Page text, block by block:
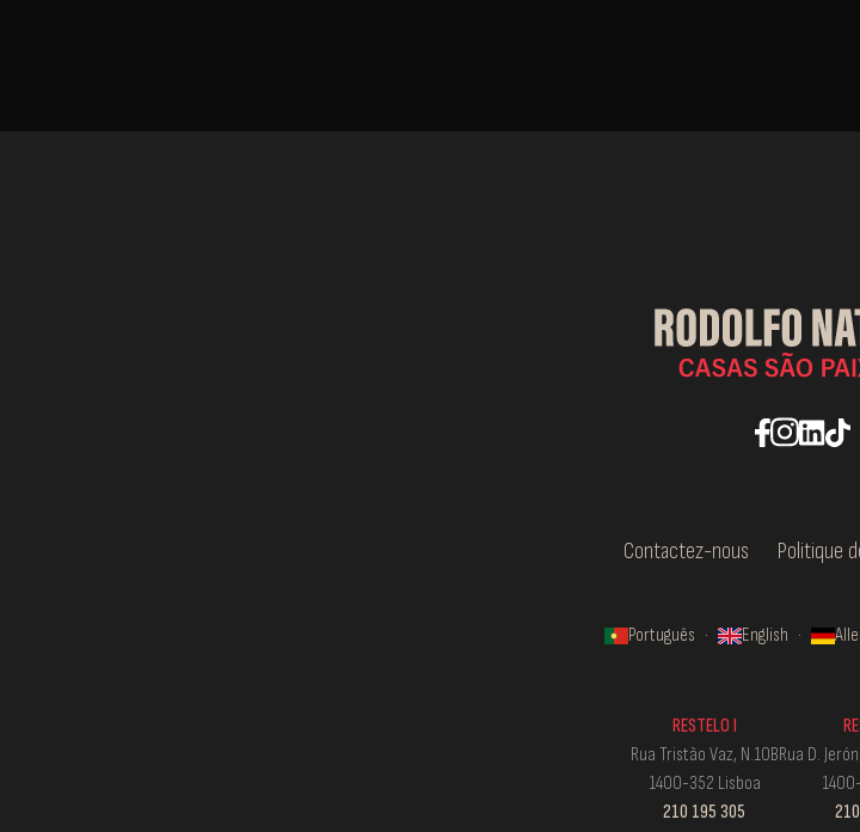
Contactez-nous Politique
Português · English ·
RESTELO I
Rua Tristão Vaz, N.10B
1400-352 Lisboa
210 195 305
Rua D.